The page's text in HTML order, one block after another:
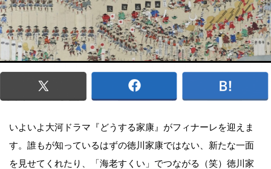
いよいよ大河ドラマ『どうする家康』がフィナーレを迎えま
す。誰もが知っているはずの徳川家康ではない、新たな一面
を見せてくれたり、「海老すくい」でつながる（笑）徳川家